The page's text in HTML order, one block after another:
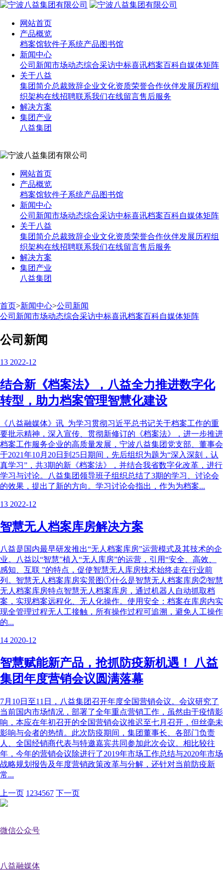
网站首页
产品概览
档案馆软件子系统产品图书馆
新闻中心
公司新闻市场动态综合采访中标喜讯档案百科自媒体矩阵
关于八益
集团简介总裁致辞企业文化资质荣誉合作伙伴发展历程组
织架构在线招聘联系我们在线留言售后服务
解决方案
集团产业
八益集团
网站首页
产品概览
档案馆软件子系统产品图书馆
新闻中心
公司新闻市场动态综合采访中标喜讯档案百科自媒体矩阵
关于八益
集团简介总裁致辞企业文化资质荣誉合作伙伴发展历程组
织架构在线招聘联系我们在线留言售后服务
解决方案
集团产业
八益集团
首页>新闻中心>公司新闻
公司新闻市场动态综合采访中标喜讯档案百科自媒体矩阵
公司新闻
13 2022-12
结合新《档案法》，八益全力推进数字化
转型，助力档案管理智慧化建设
《八益融媒体》讯 为学习贯彻习近平总书记关于档案工作的重
要批示精神，深入宣传、贯彻新修订的《档案法》，进一步推进
档案工作服务企业的高质量发展，宁波八益集团党支部、董事会
于2021年10月20日到25日期间，先后组织为题为“深入深刻，认
真学习”，共3期的新《档案法》，并结合我省数字化改革，进行
学习与讨论。八益集团领导班子组织总结了3期的学习、讨论会
的效果，提出了新的方向。学习讨论会指出，作为为档案...
13 2022-12
智慧无人档案库房解决方案
八益是国内最早研发推出“无人档案库房”运营模式及其技术的企
业。八益以“智慧”植入“无人库房”的运营，引用“安全、高效、
感知、互联 ”的特点，促使智慧无人库房技术始终走在行业前
列。智慧无人档案库房实景图①什么是智慧无人档案库房②智慧
无人档案库房特点智慧无人档案库房，通过机器人自动抓取档
案，实现档案远程化、无人化操作。使用安全：档案在库房内实
现全管理过程无人工接触，所有操作过程可追溯，避免人工操作
的...
14 2020-12
智慧赋能新产品，抢抓防疫新机遇！ 八益
集团年度营销会议圆满落幕
7月10日至11日，八益集团召开年度全国营销会议。会议研究了
当前国内市场情况，部署了全年重点营销工作，虽然由于疫情影
响，本应在年初召开的全国营销会议推迟至七月召开，但丝毫未
影响与会者的热情。此次防疫期间，集团董事长、各部门负责
人、全国经销商代表与特邀嘉宾共同参加此次会议。相比较往
年，今年的营销会议除进行了2019年市场工作总结与2020年市场
战略规划报告及年度营销政策改革与分解，还针对当前防疫新
常...
上一页 1 234567 下一页
微信公众号
八益融媒体